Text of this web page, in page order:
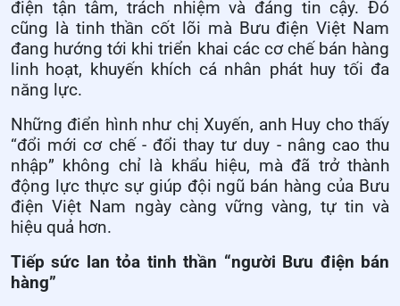
điện tận tâm, trách nhiệm và đáng tin cậy. Đó
cũng là tinh thần cốt lõi mà Bưu điện Việt Nam
đang hướng tới khi triển khai các cơ chế bán hàng
linh hoạt, khuyến khích cá nhân phát huy tối đa
năng lực.
Những điển hình như chị Xuyến, anh Huy cho thấy
“đổi mới cơ chế - đổi thay tư duy - nâng cao thu
nhập” không chỉ là khẩu hiệu, mà đã trở thành
động lực thực sự giúp đội ngũ bán hàng của Bưu
điện Việt Nam ngày càng vững vàng, tự tin và
hiệu quả hơn.
Tiếp sức lan tỏa tinh thần “người Bưu điện bán
hàng”